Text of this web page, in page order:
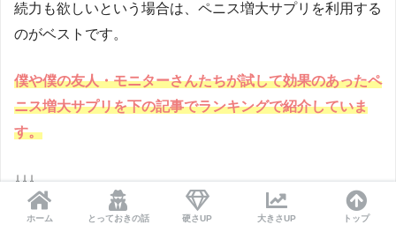
続力も欲しいという場合は、ペニス増大サプリを利用する
のがベストです。
僕や僕の友人・モニターさんたちが試して効果のあったペ
ニス増大サプリを下の記事でランキングで紹介していま
す。
↓↓↓
ペニス増大サプリおすすめランキング！効果＆口コミから
ホーム とっておきの話 硬さUP 大きさUP トップ